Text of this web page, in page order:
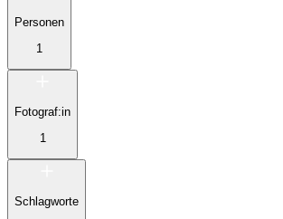
Personen
1
Fotograf:in
1
Schlagworte